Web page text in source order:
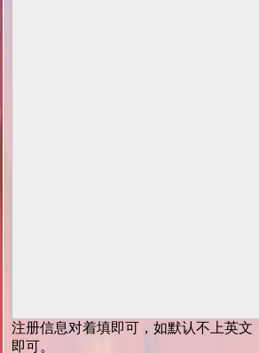
注册信息对着填即可，如默认不上英文
即可。